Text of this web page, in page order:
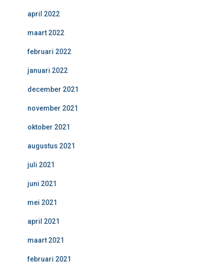
april 2022
maart 2022
februari 2022
januari 2022
december 2021
november 2021
oktober 2021
augustus 2021
juli 2021
juni 2021
mei 2021
april 2021
maart 2021
februari 2021